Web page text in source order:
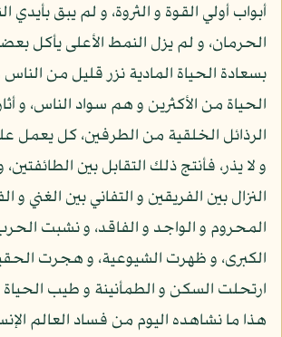
أبواب أولي القوة و الثروة، و لم يبق بأيدي
الحرمان، و لم يزل النمط الأعلى يأكل
بسعادة الحياة المادية نزر قليل من
الحياة من الأكثرين و هم سواد الناس، و
الرذائل الخلقية من الطرفين، كل يعمل
و لا يذر، فأنتج ذلك التقابل بين الطائفتين،
النزال بين الفريقين و التفاني بين الغني و
المحروم و الواجد و الفاقد، و نشبت
الكبرى، و ظهرت الشيوعية، و هجرت
ارتحلت السكن و الطمأنينة و طيب الحياة
هذا ما نشاهده اليوم من فساد العالم